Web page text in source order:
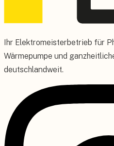
Ihr Elektromeisterbetrieb für
Wärmepumpe und
deutschlandweit.